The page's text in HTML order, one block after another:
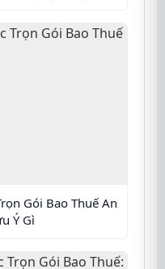
Gói Bao Thuế An
Ý Gì